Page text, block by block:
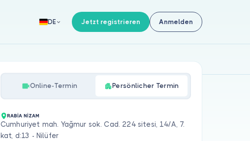
DE Jetzt registrieren Anmelden
Online-Termin Persönlicher Termin
RABİA NİZAM
Cumhuriyet mah. Yağmur sok. Cad. 224 sitesi, 14/A, 7.
kat, d:13 - Nilüfer